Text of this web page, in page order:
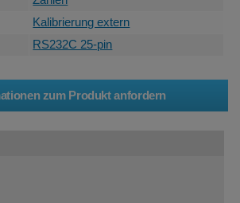
Kalibrierung extern
RS232C 25-pin